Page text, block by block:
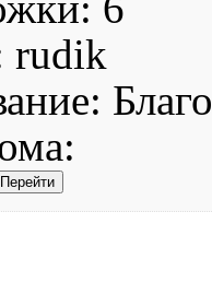
rudik